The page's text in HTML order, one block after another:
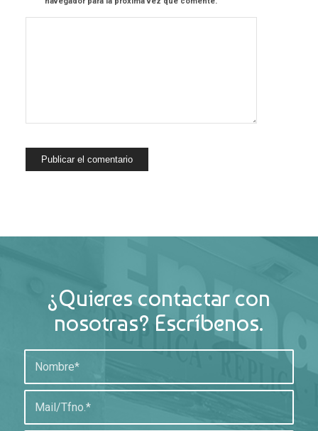
¿Quieres contactar con
nosotras? Escríbenos.